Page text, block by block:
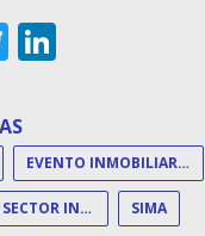
Twitter
EVENTO INMOBILIARIO
EVENTOS SECTOR INMOBILIARIO SIMA